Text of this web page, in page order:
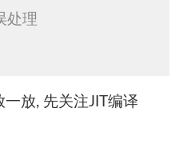
理
放, 先关注JIT编译